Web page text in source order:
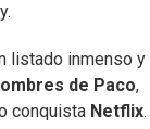
listado inmenso y
de Paco,
conquista Netflix.